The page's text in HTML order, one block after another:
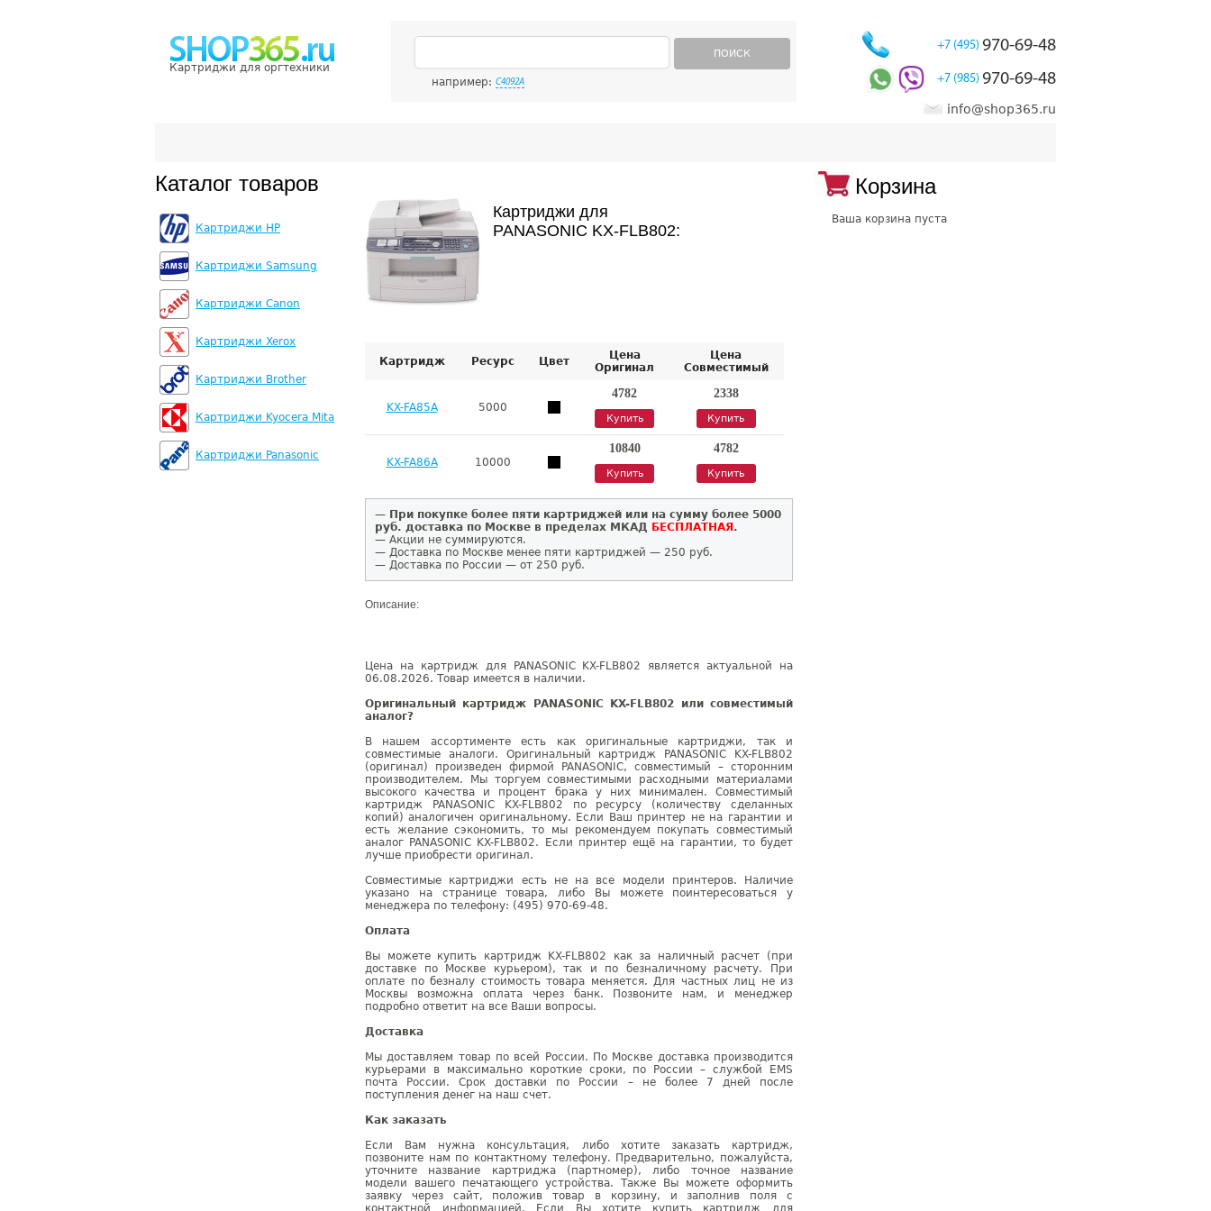
Картриджи для оргтехники
ПОИСК
например: C4092A
+7 (495) 970-69-48
+7 (985) 970-69-48
info@shop365.ru
Каталог товаров
Картриджи HP
Картриджи Samsung
Картриджи Canon
Картриджи Xerox
Картриджи Brother
Картриджи Kyocera Mita
Картриджи Panasonic
Картриджи для
PANASONIC KX-FLB802:
Картридж Ресурс Цвет
Цена
Оригинал
Цена
Совместимый
KX-FA85A 5000
4782
Купить
2338
Купить
KX-FA86A 10000
10840
Купить
4782
Купить
— При покупке более пяти картриджей или на сумму более 5000
руб. доставка по Москве в пределах МКАД БЕСПЛАТНАЯ .
— Акции не суммируются.
— Доставка по Москве менее пяти картриджей — 250 руб.
— Доставка по России — от 250 руб.
Описание:
Цена на картридж для PANASONIC KX-FLB802 является актуальной на
06.08.2026. Товар имеется в наличии.
Оригинальный картридж PANASONIC KX-FLB802 или совместимый
аналог?
В нашем ассортименте есть как оригинальные картриджи, так и
совместимые аналоги. Оригинальный картридж PANASONIC KX-FLB802
(оригинал) произведен фирмой PANASONIC, совместимый – сторонним
производителем. Мы торгуем совместимыми расходными материалами
высокого качества и процент брака у них минимален. Совместимый
картридж PANASONIC KX-FLB802 по ресурсу (количеству сделанных
копий) аналогичен оригинальному. Если Ваш принтер не на гарантии и
есть желание сэкономить, то мы рекомендуем покупать совместимый
аналог PANASONIC KX-FLB802. Если принтер ещё на гарантии, то будет
лучше приобрести оригинал.
Совместимые картриджи есть не на все модели принтеров. Наличие
указано на странице товара, либо Вы можете поинтересоваться у
менеджера по телефону: (495) 970-69-48.
Оплата
Вы можете купить картридж KX-FLB802 как за наличный расчет (при
доставке по Москве курьером), так и по безналичному расчету. При
оплате по безналу стоимость товара меняется. Для частных лиц не из
Москвы возможна оплата через банк. Позвоните нам, и менеджер
подробно ответит на все Ваши вопросы.
Доставка
Мы доставляем товар по всей России. По Москве доставка производится
курьерами в максимально короткие сроки, по России – службой EMS
почта России. Срок доставки по России – не более 7 дней после
поступления денег на наш счет.
Как заказать
Если Вам нужна консультация, либо хотите заказать картридж,
позвоните нам по контактному телефону. Предварительно, пожалуйста,
уточните название картриджа (партномер), либо точное название
модели вашего печатающего устройства. Также Вы можете оформить
заявку через сайт, положив товар в корзину, и заполнив поля с
контактной информацией. Если Вы хотите купить картридж для
Корзина
Ваша корзина пуста